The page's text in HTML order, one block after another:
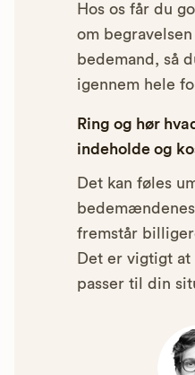
Hos os får du
om
bedemand, så
igennem hele
Ring og hør
indeholde og
Det kan føles
fremstår
Det er vigtigt
passer til din